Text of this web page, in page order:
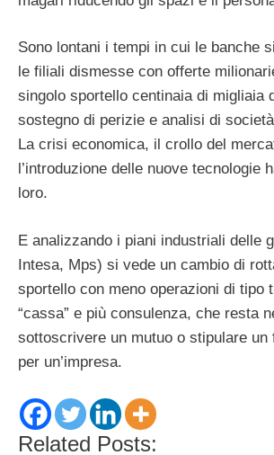
Sono lontani i tempi in cui le banche
le filiali dismesse con offerte
singolo sportello centinaia di migliaia
sostegno di perizie e analisi di
La crisi economica, il crollo del
l’introduzione delle nuove tecnologie
loro.
E analizzando i piani industriali delle
Intesa, Mps) si vede un cambio di
sportello con meno operazioni di tipo
“cassa” e più consulenza, che resta
sottoscrivere un mutuo o stipulare un
per un’impresa.
Related Posts: